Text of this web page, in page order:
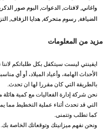
واغاني, لافتات, الدعوات, البوم صور
الضيافة, رسوم متحركة, هدايا الزفاف,
مزيد من المعلومات
ايفينتي ليست سيتكفل بكل طلباتكم
الأحداث الهامة، وأعياد الميلاد، أو أي
بالطريقة التي كان مقررا لها ان تحدث.
نحن شركة إدارة الفعاليات مع كمية
التي قد تحدث أثناء عملية التخطيط مما
كما تطلب وتتمنى.
ونحن نفهم ميزانيتك وتوقعاتك الخاصة